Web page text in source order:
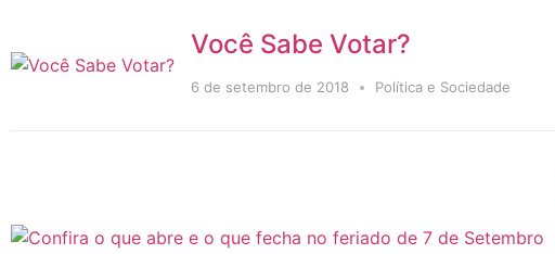
Você Sabe Votar?
6 de setembro de 2018 Política e Sociedade